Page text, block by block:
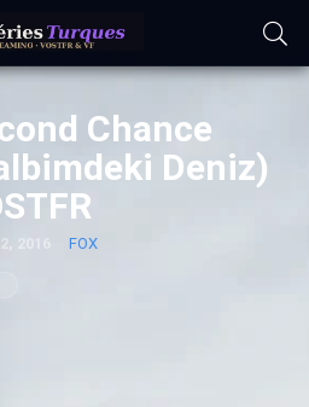
Chance
Deniz)
2016 FOX